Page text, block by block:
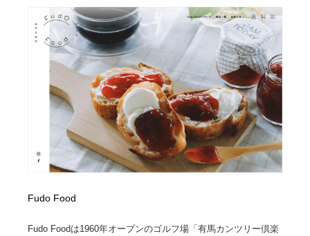
Fudo Food
Fudo Foodは1960年オープンのゴルフ場「有馬カンツリー倶楽